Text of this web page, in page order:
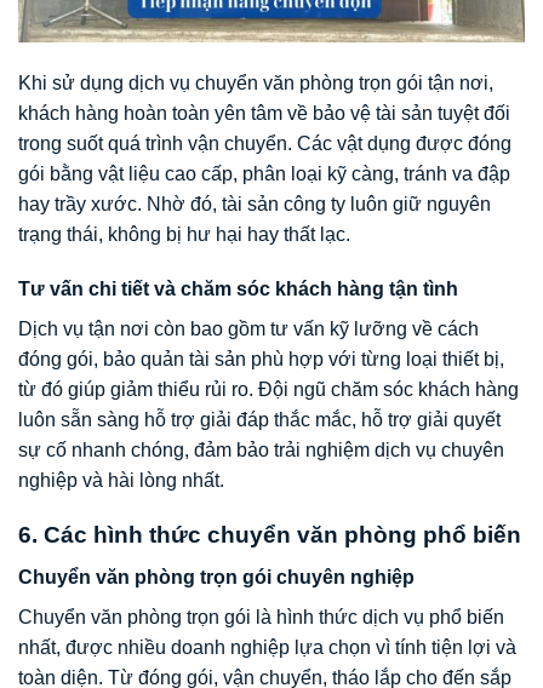
Khi sử dụng dịch vụ chuyển văn phòng trọn gói tận nơi,
khách hàng hoàn toàn yên tâm về bảo vệ tài sản tuyệt đối
trong suốt quá trình vận chuyển. Các vật dụng được đóng
gói bằng vật liệu cao cấp, phân loại kỹ càng, tránh va đập
hay trầy xước. Nhờ đó, tài sản công ty luôn giữ nguyên
trạng thái, không bị hư hại hay thất lạc.
Tư vấn chi tiết và chăm sóc khách hàng tận tình
Dịch vụ tận nơi còn bao gồm tư vấn kỹ lưỡng về cách
đóng gói, bảo quản tài sản phù hợp với từng loại thiết bị,
từ đó giúp giảm thiểu rủi ro. Đội ngũ chăm sóc khách hàng
luôn sẵn sàng hỗ trợ giải đáp thắc mắc, hỗ trợ giải quyết
sự cố nhanh chóng, đảm bảo trải nghiệm dịch vụ chuyên
nghiệp và hài lòng nhất.
6. Các hình thức chuyển văn phòng phổ biến
Chuyển văn phòng trọn gói chuyên nghiệp
Chuyển văn phòng trọn gói là hình thức dịch vụ phổ biến
nhất, được nhiều doanh nghiệp lựa chọn vì tính tiện lợi và
toàn diện. Từ đóng gói, vận chuyển, tháo lắp cho đến sắp